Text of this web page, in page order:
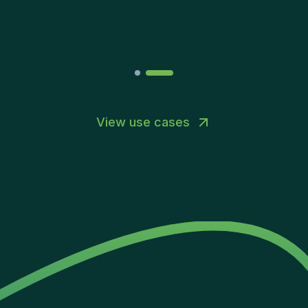
View use cases